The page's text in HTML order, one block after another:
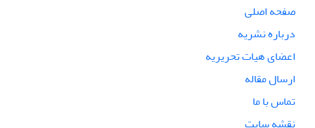
صفحه اصلی
درباره نشریه
اعضای هیات تحریریه
ارسال مقاله
تماس با ما